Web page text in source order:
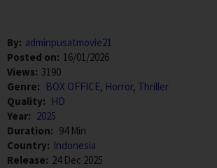
By: adminpusatmovie21
Posted on: 16/01/2026
Views: 3190
Genre: BOX OFFICE, Horror, Thriller
Quality: HD
Year: 2025
Duration: 94 Min
Country: Indonesia
Release: 24 Dec 2025